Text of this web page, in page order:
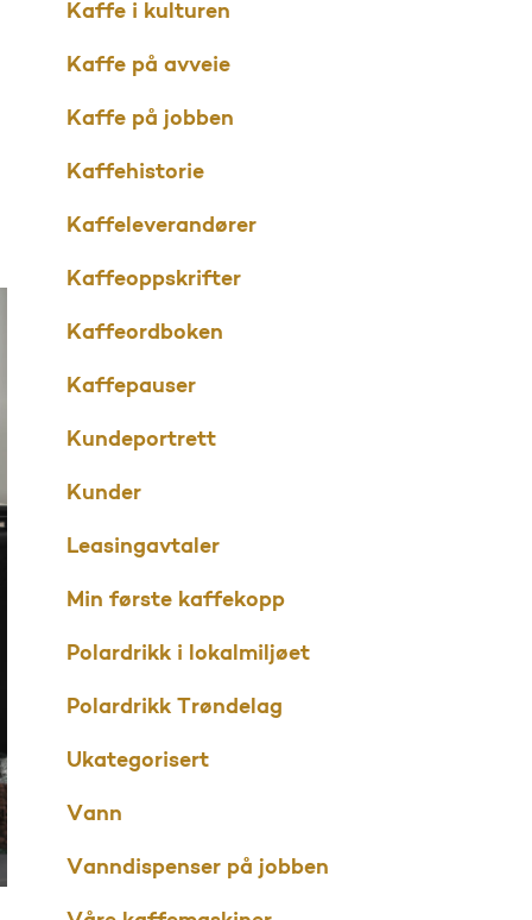
Kaffe i kulturen
Kaffe på avveie
Kaffe på jobben
Kaffehistorie
Kaffeleverandører
Kaffeoppskrifter
Kaffeordboken
Kaffepauser
Kundeportrett
Kunder
Leasingavtaler
Min første kaffekopp
Polardrikk i lokalmiljøet
Polardrikk Trøndelag
Ukategorisert
Vann
Vanndispenser på jobben